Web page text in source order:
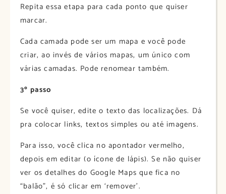
Repita essa etapa para cada ponto que quiser
marcar.
Cada camada pode ser um mapa e você pode
criar, ao invés de vários mapas, um único com
várias camadas. Pode renomear também.
3º passo
Se você quiser, edite o texto das localizações. Dá
pra colocar links, textos simples ou até imagens.
Para isso, você clica no apontador vermelho,
depois em editar (o ícone de lápis). Se não quiser
ver os detalhes do Google Maps que fica no
“balão”, é só clicar em ‘remover’.